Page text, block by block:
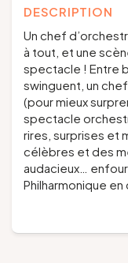
DESCRIPTION
Un chef
à tout, et une
spectacle ! Entre
swinguent, un
(pour mieux
spectacle
rires, surprises et
célèbres et des
audacieux…
Philharmonique